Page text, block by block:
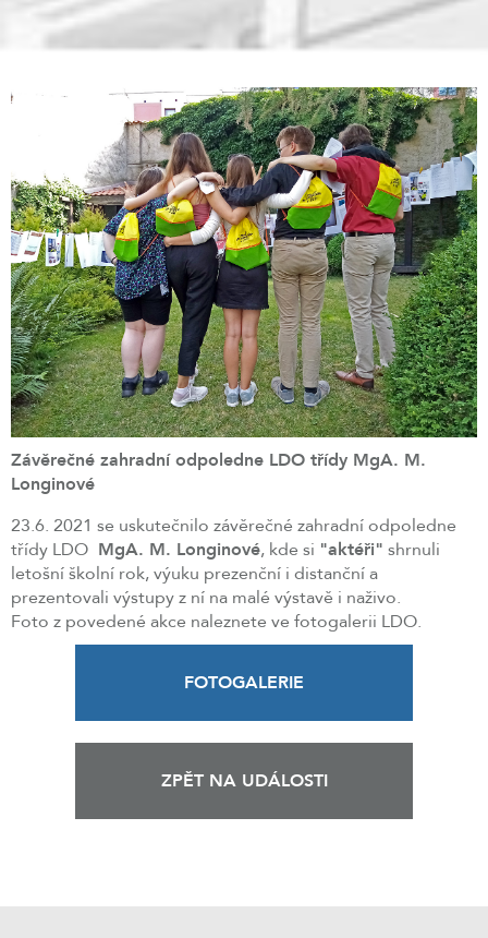
Závěrečné zahradní odpoledne LDO třídy MgA. M.
Longinové
23.6. 2021 se uskutečnilo závěrečné zahradní odpoledne
třídy LDO MgA. M. Longinové, kde si "aktéři" shrnuli
letošní školní rok, výuku prezenční i distanční a
prezentovali výstupy z ní na malé výstavě i naživo.
Foto z povedené akce naleznete ve fotogalerii LDO.
FOTOGALERIE
ZPĚT NA UDÁLOSTI